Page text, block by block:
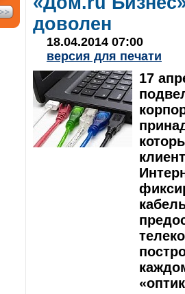
доволен
18.04.2014 07:00
версия для печати
17